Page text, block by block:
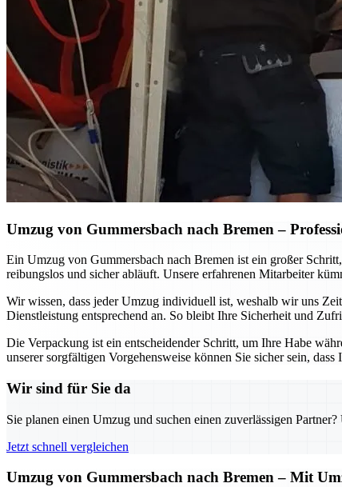
Umzug von Gummersbach nach Bremen –
Ein Umzug von Gummersbach nach Bremen ist ein großer
reibungslos und sicher abläuft. Unsere erfahrenen Mitarbeiter
Wir wissen, dass jeder Umzug individuell ist, weshalb wir uns
Dienstleistung entsprechend an. So bleibt Ihre Sicherheit und
Die Verpackung ist ein entscheidender Schritt, um Ihre Habe
unserer sorgfältigen Vorgehensweise können Sie sicher sein,
Wir sind für Sie da
Sie planen einen Umzug und suchen einen zuverlässigen
Jetzt schnell vergleichen
Umzug von Gummersbach nach Bremen – Mit